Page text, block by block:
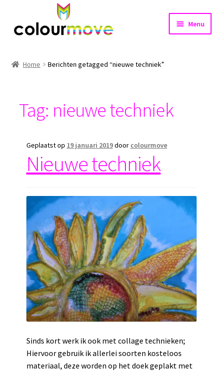
door
naar
Menu
Shop
Contact
Home Berichten getagged “nieuwe techniek”
Tag: nieuwe techniek
Geplaatst op 19 januari 2019door colourmove
Nieuwe techniek
Sinds kort werk ik ook met collage technieken;
Hiervoor gebruik ik allerlei soorten kosteloos
materiaal, deze worden op het doek geplakt met